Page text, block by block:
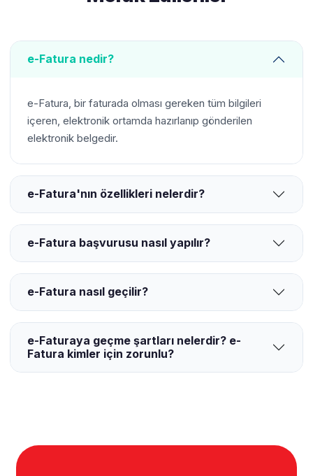
e-Fatura nedir?
e-Fatura, bir faturada olması gereken tüm bilgileri
içeren, elektronik ortamda hazırlanıp gönderilen
elektronik belgedir.
e-Fatura'nın özellikleri nelerdir?
e-Fatura başvurusu nasıl yapılır?
e-Fatura nasıl geçilir?
e-Faturaya geçme şartları nelerdir? e-
Fatura kimler için zorunlu?